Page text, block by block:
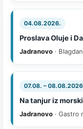
04.08.2026.
Proslava Oluje i
Jadranovo ·
07.08. –
Na tanjur iz
Jadranovo · Gastro